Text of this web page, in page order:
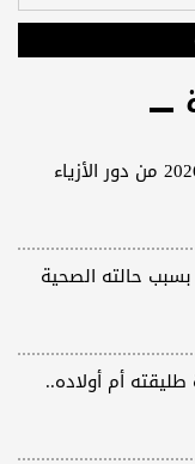
فساتين سهرة محتشمة لصيف 2026 من دور الأزياء
حالته الصحية
أم أولاده..